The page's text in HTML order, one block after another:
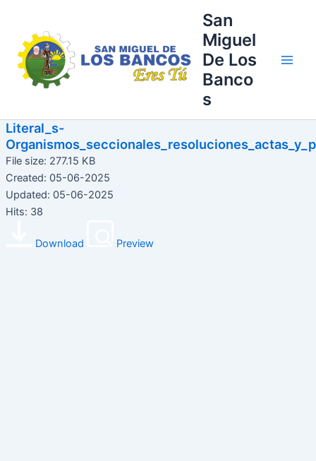
contenido
San
Miguel
De Los
Banco
s
Literal_s-
File size: 277.15 KB
Created: 05-06-2025
Updated: 05-06-2025
Hits: 38
Download Preview